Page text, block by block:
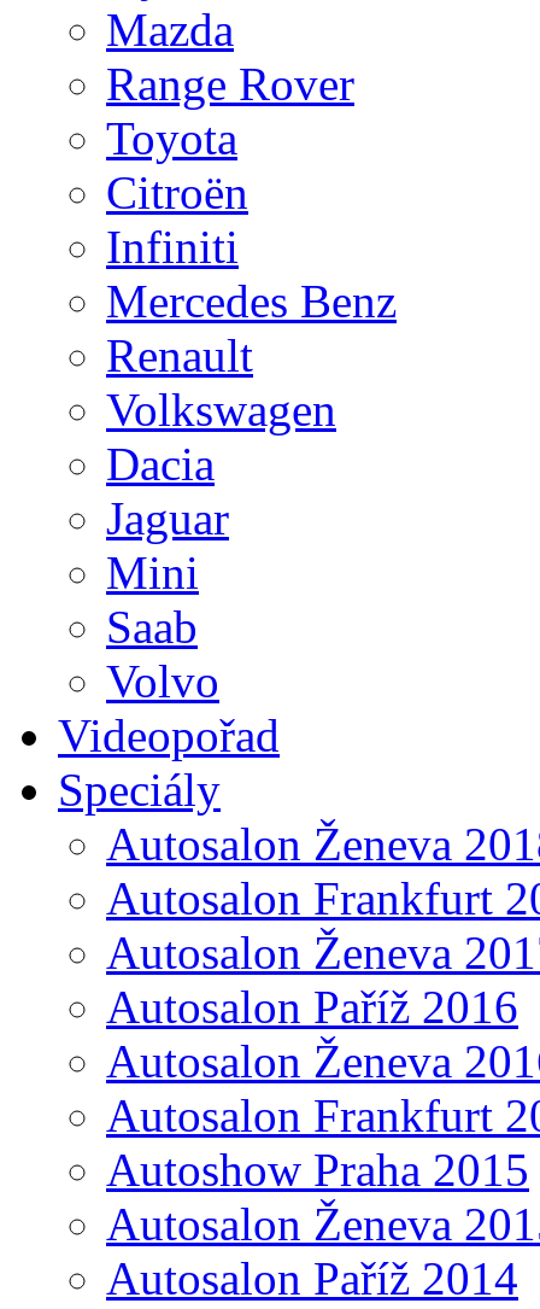
Mazda
Range Rover
Toyota
Citroën
Infiniti
Mercedes Benz
Renault
Volkswagen
Dacia
Jaguar
Mini
Saab
Volvo
Videopořad
Speciály
Autosalon Ženeva
Autosalon Frankfurt
Autosalon Ženeva
Autosalon Paříž 2016
Autosalon Ženeva
Autosalon Frankfurt
Autoshow Praha 2015
Autosalon Ženeva
Autosalon Paříž 2014